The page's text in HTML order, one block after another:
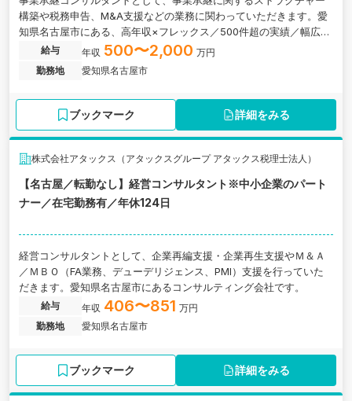
構築や税務申告、M&A支援などの業務に関わっていただきます。愛
知県名古屋市にある、高年収×フレックス／500件超の実績／幅広い
案件で圧倒的成長を実現できるコンサルティング会社の求人です。
給与 年収 500〜2,000 万円
勤務地
愛知県名古屋市
ブックマーク 詳細をみる
株式会社アタックス（アタックスグループ アタックス税理士法人）
【名古屋／転勤なし】経営コンサルタント※中小企業のパート
ナー／在宅勤務有／年休124日
経営コンサルタントとして、企業再編支援・企業再生支援やＭ＆Ａ
／ＭＢＯ（FA業務、デューデリジェンス、PMI）支援を行っていた
だきます。愛知県名古屋市にあるコンサルティング会社です。
給与 年収 406〜851 万円
勤務地
愛知県名古屋市
ブックマーク 詳細をみる